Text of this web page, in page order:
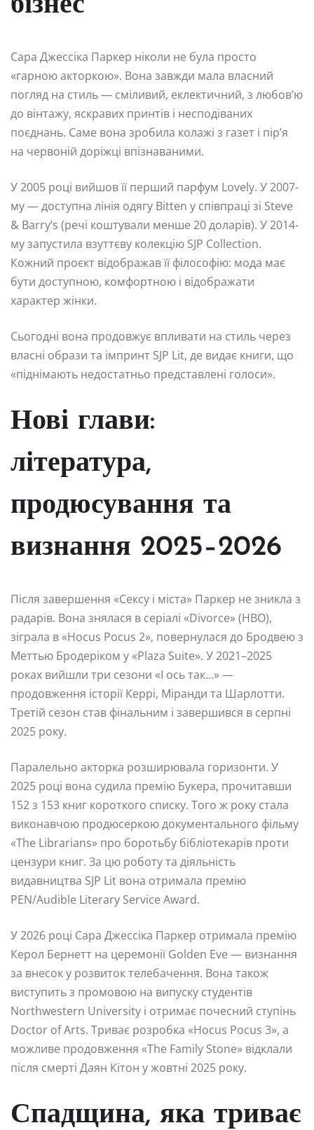
бізнес
Сара Джессіка Паркер ніколи не була просто
«гарною акторкою». Вона завжди мала власний
погляд на стиль — сміливий, еклектичний, з любов’ю
до вінтажу, яскравих принтів і несподіваних
поєднань. Саме вона зробила колажі з газет і пір’я
на червоній доріжці впізнаваними.
У 2005 році вийшов її перший парфум Lovely. У 2007-
му — доступна лінія одягу Bitten у співпраці зі Steve
& Barry’s (речі коштували менше 20 доларів). У 2014-
му запустила взуттєву колекцію SJP Collection.
Кожний проєкт відображав її філософію: мода має
бути доступною, комфортною і відображати
характер жінки.
Сьогодні вона продовжує впливати на стиль через
власні образи та імпринт SJP Lit, де видає книги, що
«піднімають недостатньо представлені голоси».
Нові глави:
література,
продюсування та
визнання 2025–2026
Після завершення «Сексу і міста» Паркер не зникла з
радарів. Вона знялася в серіалі «Divorce» (HBO),
зіграла в «Hocus Pocus 2», повернулася до Бродвею з
Меттью Бродеріком у «Plaza Suite». У 2021–2025
роках вийшли три сезони «І ось так…» —
продовження історії Керрі, Міранди та Шарлотти.
Третій сезон став фінальним і завершився в серпні
2025 року.
Паралельно акторка розширювала горизонти. У
2025 році вона судила премію Букера, прочитавши
152 з 153 книг короткого списку. Того ж року стала
виконавчою продюсеркою документального фільму
«The Librarians» про боротьбу бібліотекарів проти
цензури книг. За цю роботу та діяльність
видавництва SJP Lit вона отримала премію
PEN/Audible Literary Service Award.
У 2026 році Сара Джессіка Паркер отримала премію
Керол Бернетт на церемонії Golden Eve — визнання
за внесок у розвиток телебачення. Вона також
виступить з промовою на випуску студентів
Northwestern University і отримає почесний ступінь
Doctor of Arts. Триває розробка «Hocus Pocus 3», а
можливе продовження «The Family Stone» відклали
після смерті Даян Кітон у жовтні 2025 року.
Спадщина, яка триває